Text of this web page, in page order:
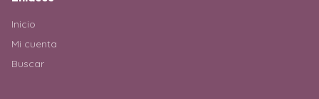
Inicio
Mi cuenta
Buscar